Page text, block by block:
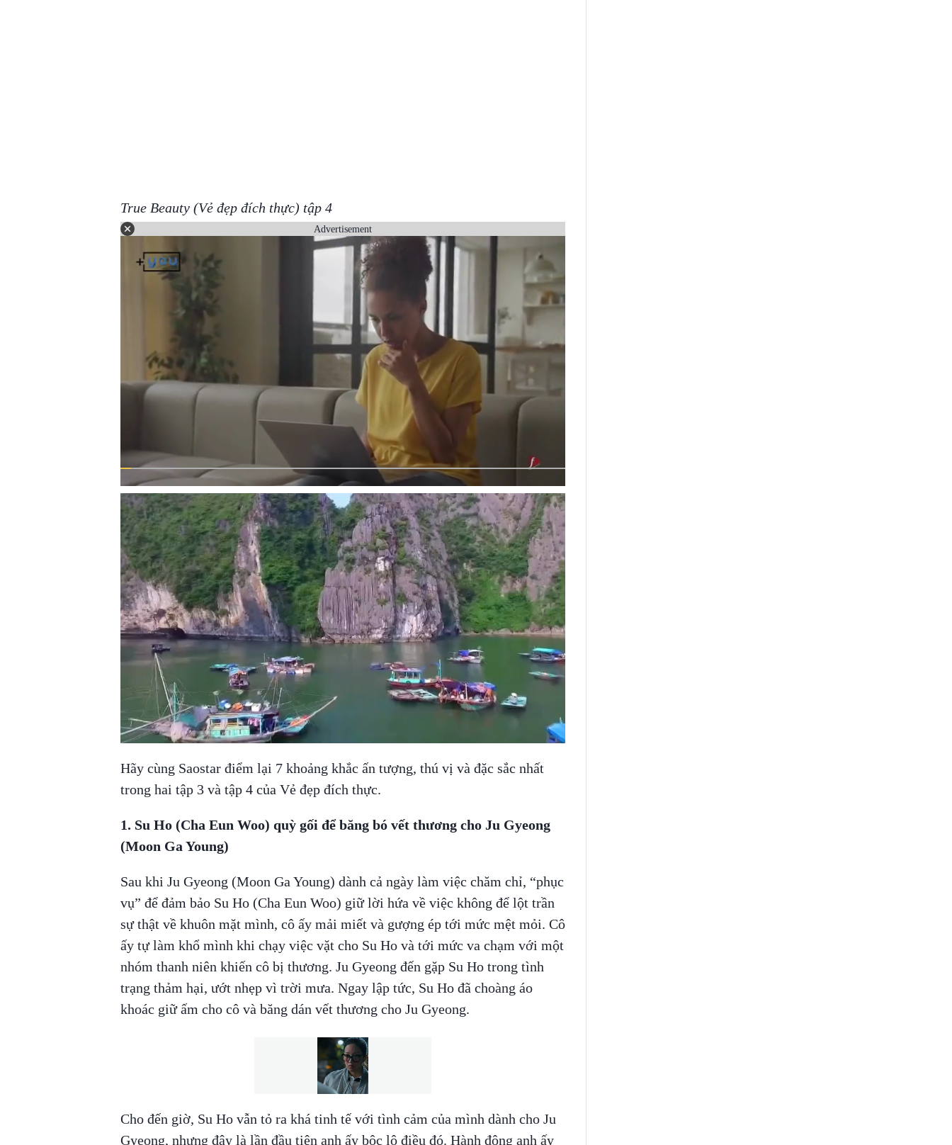
True Beauty (Vẻ đẹp đích thực) tập 4
Advertisement
Hãy cùng Saostar điểm lại 7 khoảng khắc ấn tượng, thú vị và đặc sắc nhất
trong hai tập 3 và tập 4 của Vẻ đẹp đích thực.
1. Su Ho (Cha Eun Woo) quỳ gối để băng bó vết thương cho Ju Gyeong
(Moon Ga Young)
Sau khi Ju Gyeong (Moon Ga Young) dành cả ngày làm việc chăm chỉ, “phục
vụ” để đảm bảo Su Ho (Cha Eun Woo) giữ lời hứa về việc không để lột trần
sự thật về khuôn mặt mình, cô ấy mải miết và gượng ép tới mức mệt mỏi. Cô
ấy tự làm khổ mình khi chạy việc vặt cho Su Ho và tới mức va chạm với một
nhóm thanh niên khiến cô bị thương. Ju Gyeong đến gặp Su Ho trong tình
trạng thảm hại, ướt nhẹp vì trời mưa. Ngay lập tức, Su Ho đã choàng áo
khoác giữ ấm cho cô và băng dán vết thương cho Ju Gyeong.
Cho đến giờ, Su Ho vẫn tỏ ra khá tinh tế với tình cảm của mình dành cho Ju
Gyeong, nhưng đây là lần đầu tiên anh ấy bộc lộ điều đó. Hành động anh ấy